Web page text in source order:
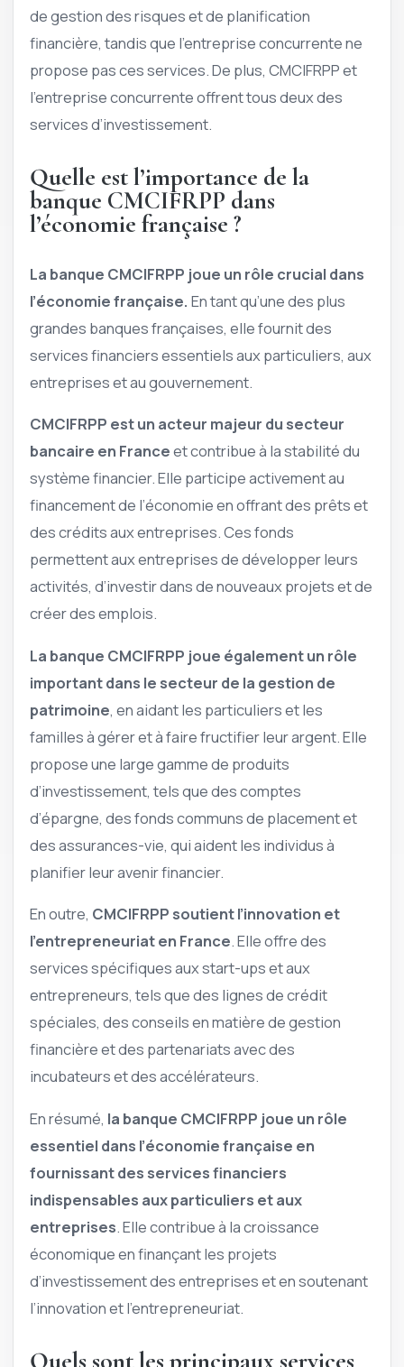
de gestion des risques et de planification
financière, tandis que l’entreprise concurrente ne
propose pas ces services. De plus, CMCIFRPP et
l’entreprise concurrente offrent tous deux des
services d’investissement.
Quelle est l’importance de la
banque CMCIFRPP dans
l’économie française ?
La banque CMCIFRPP joue un rôle crucial dans
l’économie française. En tant qu’une des plus
grandes banques françaises, elle fournit des
services financiers essentiels aux particuliers, aux
entreprises et au gouvernement.
CMCIFRPP est un acteur majeur du secteur
bancaire en Franceet contribue à la stabilité du
système financier. Elle participe activement au
financement de l’économie en offrant des prêts et
des crédits aux entreprises. Ces fonds
permettent aux entreprises de développer leurs
activités, d’investir dans de nouveaux projets et de
créer des emplois.
La banque CMCIFRPP joue également un rôle
important dans le secteur de la gestion de
patrimoine, en aidant les particuliers et les
familles à gérer et à faire fructifier leur argent. Elle
propose une large gamme de produits
d’investissement, tels que des comptes
d’épargne, des fonds communs de placement et
des assurances-vie, qui aident les individus à
planifier leur avenir financier.
En outre, CMCIFRPP soutient l’innovation et
l’entrepreneuriat en France. Elle offre des
services spécifiques aux start-ups et aux
entrepreneurs, tels que des lignes de crédit
spéciales, des conseils en matière de gestion
financière et des partenariats avec des
incubateurs et des accélérateurs.
En résumé, la banque CMCIFRPP joue un rôle
essentiel dans l’économie française en
fournissant des services financiers
indispensables aux particuliers et aux
entreprises. Elle contribue à la croissance
économique en finançant les projets
d’investissement des entreprises et en soutenant
l’innovation et l’entrepreneuriat.